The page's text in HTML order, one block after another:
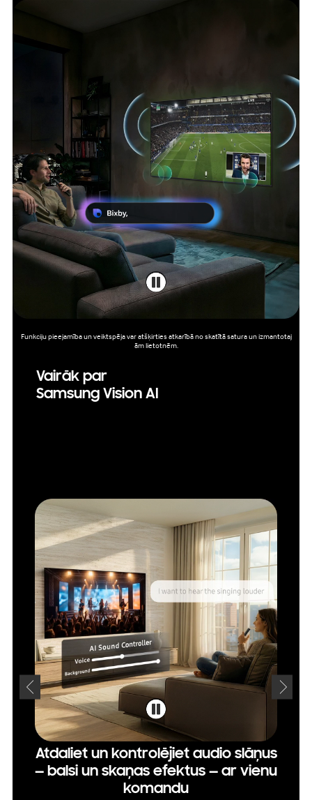
Funkciju pieejamība un veiktspēja var atšķirties atkarībā no skatītā satura un izmantotaj
ām lietotnēm.
Vairāk par
Samsung Vision AI
Atdaliet un kontrolējiet audio slāņus
— balsi un skaņas efektus — ar vienu
komandu